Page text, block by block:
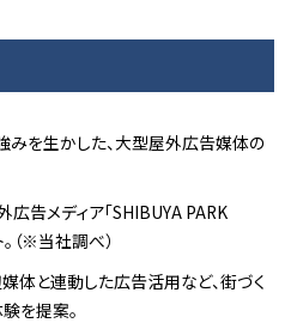
を生かした、大型屋外広告媒体の
告メディア「SHIBUYA PARK
（※当社調べ）
体と連動した広告活用など、街づく
を提案。